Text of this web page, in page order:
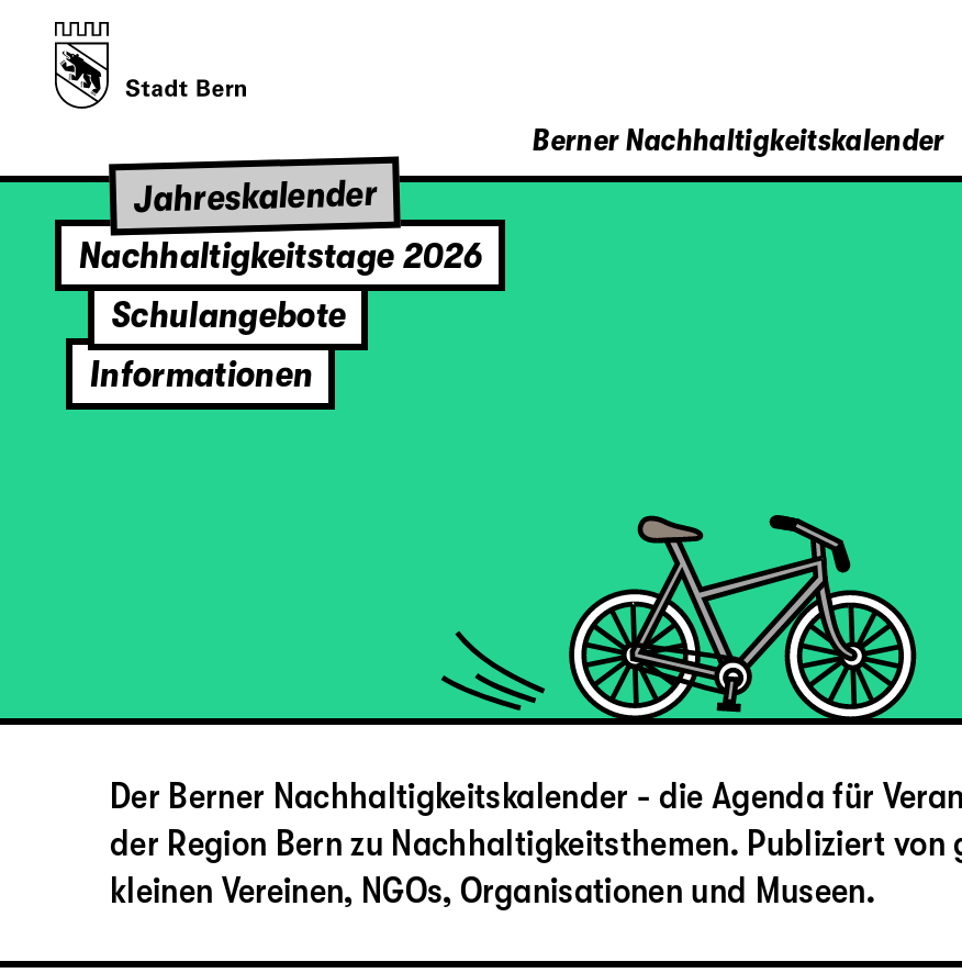
Berner Nachhaltigkeitskalender
Jahreskalender
Nachhaltigkeitstage 2026
Schulangebote
Informationen
Der Berner Nachhaltigkeitskalender - die Agenda für
der Region Bern zu Nachhaltigkeitsthemen. Publiziert von
kleinen Vereinen, NGOs, Organisationen und Museen.